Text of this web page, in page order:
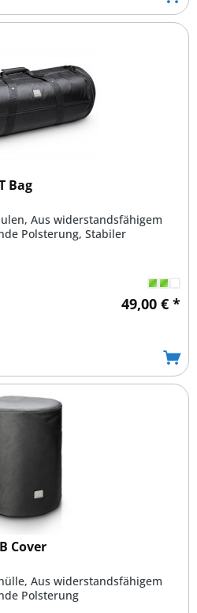
Bag
Aus widerstandsfähigem
Polsterung, Stabiler
49,00 € *
Cover
Aus widerstandsfähigem
Polsterung